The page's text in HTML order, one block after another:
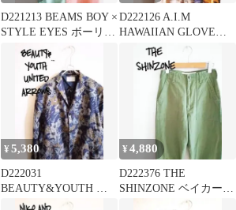
D221213 BEAMS BOY ×
STYLE EYES ボーリン
グシャツ
D222126 A.I.M
HAWAIIAN GLOVE
HOUSEアロハシャツ
¥5,380
D222031
BEAUTY&YOUTH 花
柄テーラードジャケッ
¥4,880
D222376 THE
SHINZONE ベイカーパ